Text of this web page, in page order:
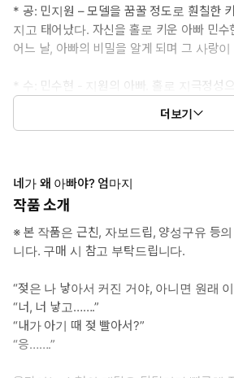
* 공: 민지원 – 모델을 꿈꿀 정도로 훤칠한
지고 태어났다. 자신을 홀로 키운 아빠 민
어느 날, 아빠의 비밀을 알게 되며 그 사랑
* 수: 민수현 - 지원의 아빠. 홀로 지극정성
이 가늘고 청초한 미인이다. 남모를 신체 비
고 싶을 때.
* 공감 글귀: “네가 왜 아빠야? 배 아파 낳았
더보기
네가 왜 아빠야? 엄마지
작품 소개
※ 본 작품은 근친, 자보드립, 양성구유 등
니다. 구매 시 참고 부탁드립니다.
“젖은 나 낳아서 커진 거야, 아니면 원래
“너, 너 낳고…….”
“내가 아기 때 젖 빨아서?”
“응…….”